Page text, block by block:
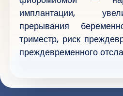
имплантации,
прерывания
триместр, риск
преждевременного